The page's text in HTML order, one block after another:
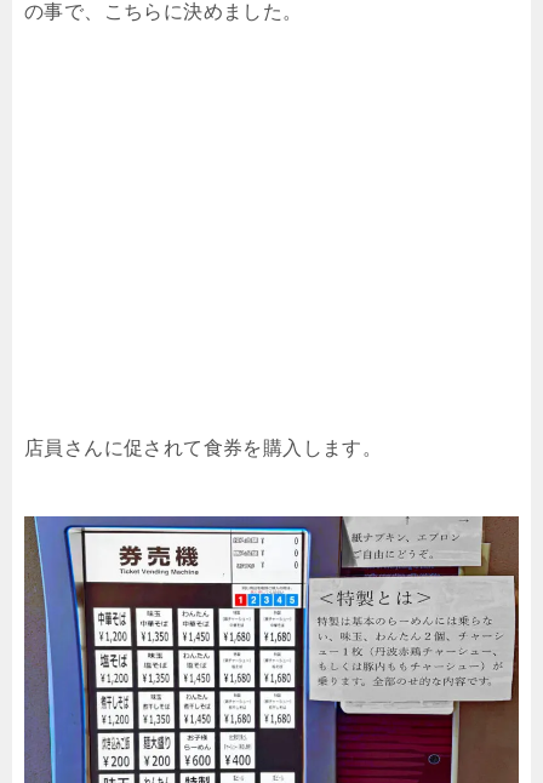
の事で、こちらに決めました。
店員さんに促されて食券を購入します。